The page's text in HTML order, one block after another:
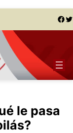
Facebook Twitter
le pasa